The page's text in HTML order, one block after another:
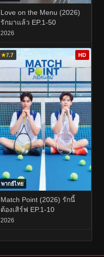
Love on the Menu (2026)
รักมาแล้ว EP.1-50
2026
★7.7 HD
พากย์ไทย
Match Point (2026) รักนี้
ต้องเสิร์ฟ EP.1-10
2026